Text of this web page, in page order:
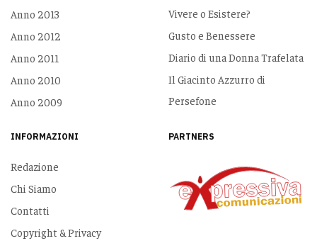
Anno 2013
Anno 2012
Anno 2011
Anno 2010
Anno 2009
Vivere o Esistere?
Gusto e Benessere
Diario di una Donna Trafelata
Il Giacinto Azzurro di
Persefone
INFORMAZIONI
Redazione
Chi Siamo
Contatti
Copyright & Privacy
PARTNERS